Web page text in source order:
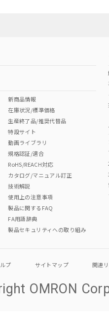
新商品情報
在庫状況/標準価格
生産終了品/推奨代替品
特設サイト
動画ライブラリ
規格認証/適合
RoHS/REACH対応
カタログ/マニュアル訂正
技術解説
使用上の注意事項
製品に関するFAQ
FA用語辞典
製品セキュリティへの取り組み
プ サイトマップ 関連
OMRON